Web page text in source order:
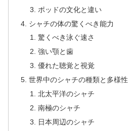
ポッドの文化と違い
シャチの体の驚くべき能力
驚くべき泳ぐ速さ
強い顎と歯
優れた聴覚と視覚
世界中のシャチの種類と多様性
北太平洋のシャチ
南極のシャチ
日本周辺のシャチ